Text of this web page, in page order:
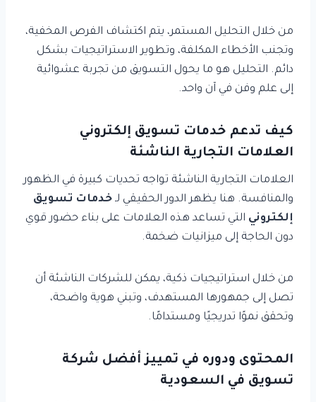
من خلال التحليل المستمر، يتم اكتشاف الفرص المخفية،
وتجنب الأخطاء المكلفة، وتطوير الاستراتيجيات بشكل
دائم. التحليل هو ما يحول التسويق من تجربة عشوائية
إلى علم وفن في آن واحد.
كيف تدعم خدمات تسويق إلكتروني
العلامات التجارية الناشئة
العلامات التجارية الناشئة تواجه تحديات كبيرة في الظهور
والمنافسة. هنا يظهر الدور الحقيقي لـ خدمات تسويق
إلكتروني التي تساعد هذه العلامات على بناء حضور قوي
دون الحاجة إلى ميزانيات ضخمة.
من خلال استراتيجيات ذكية، يمكن للشركات الناشئة أن
تصل إلى جمهورها المستهدف، وتبني هوية واضحة،
وتحقق نموًا تدريجيًا ومستدامًا.
المحتوى ودوره في تمييز أفضل شركة
تسويق في السعودية